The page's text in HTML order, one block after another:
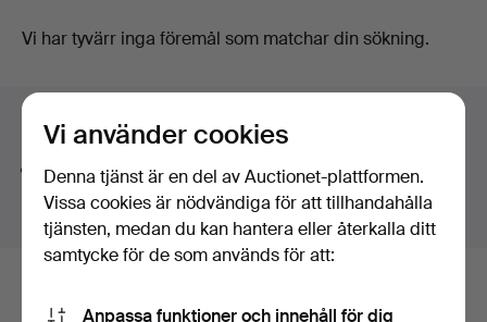
skönhet.
midsommarspecial av vår stående temaauktion Det
dukade bordet. Oavsett om du söker unika
dekorativa detaljer till din sommarbjudning, finns här
något som lyfter varje tillfälle.
Pågående
auktioner
Vi har tyvärr inga föremål som matchar din sökning.
Söktips
Vi söker automatiskt delar av ord. Söker du påband
hittar vi ävenarm bandsur.
Här är föremål från vårt arkiv som
Vi använder cookies
Denna tjänst är en del av Auctionet-plattformen.
Vissa cookies är nödvändiga för att tillhandahålla
tjänsten, medan du kan hantera eller återkalla ditt
samtycke för de som används för att:
Anpassa funktioner och innehåll för dig